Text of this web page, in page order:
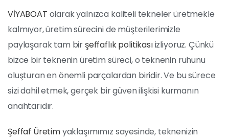
VİYABOAT olarak yalnızca kaliteli tekneler üretmekle
kalmıyor, üretim sürecini de müşterilerimizle
paylaşarak tam bir şeffaflık politikasıizliyoruz. Çünkü
bizce bir teknenin üretim süreci, o teknenin ruhunu
oluşturan en önemli parçalardan biridir. Ve bu sürece
sizi dahil etmek, gerçek bir güven ilişkisi kurmanın
anahtarıdır.
Şeffaf Üretimyaklaşımımız sayesinde, teknenizin